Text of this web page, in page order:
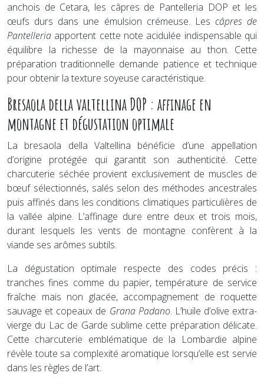
anchois de Cetara, les câpres de Pantelleria DOP et les
œufs durs dans une émulsion crémeuse. Les câpres de
Pantelleria apportent cette note acidulée indispensable qui
équilibre la richesse de la mayonnaise au thon. Cette
préparation traditionnelle demande patience et technique
pour obtenir la texture soyeuse caractéristique.
Bresaola della valtellina DOP : affinage en
montagne et dégustation optimale
La bresaola della Valtellina bénéficie d’une appellation
d’origine protégée qui garantit son authenticité. Cette
charcuterie séchée provient exclusivement de muscles de
bœuf sélectionnés, salés selon des méthodes ancestrales
puis affinés dans les conditions climatiques particulières de
la vallée alpine. L’affinage dure entre deux et trois mois,
durant lesquels les vents de montagne confèrent à la
viande ses arômes subtils.
La dégustation optimale respecte des codes précis :
tranches fines comme du papier, température de service
fraîche mais non glacée, accompagnement de roquette
sauvage et copeaux de Grana Padano. L’huile d’olive extra-
vierge du Lac de Garde sublime cette préparation délicate.
Cette charcuterie emblématique de la Lombardie alpine
révèle toute sa complexité aromatique lorsqu’elle est servie
dans les règles de l’art.